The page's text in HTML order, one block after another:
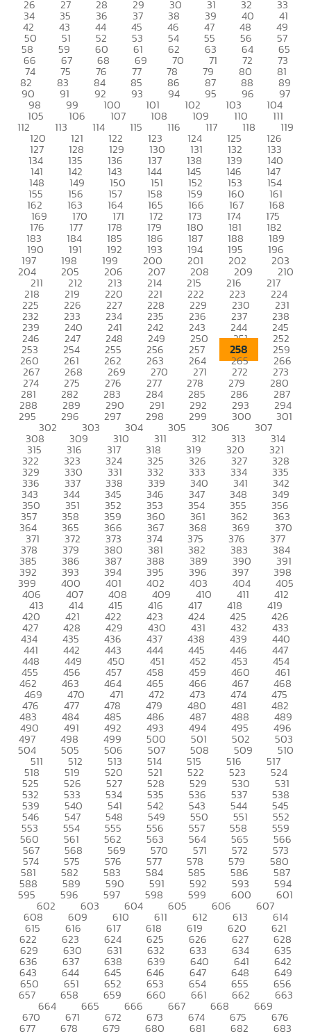
26 27 28 29 30 31 32 33
34 35 36 37 38 39 40 41
42 43 44 45 46 47 48 49
50 51 52 53 54 55 56 57
58 59 60 61 62 63 64 65
66 67 68 69 70 71 72 73
74 75 76 77 78 79 80 81
82 83 84 85 86 87 88 89
90 91 92 93 94 95 96 97
98 99 100 101 102 103 104
105 106 107 108 109 110 111
112 113 114 115 116 117 118 119
120 121 122 123 124 125 126
127 128 129 130 131 132 133
134 135 136 137 138 139 140
141 142 143 144 145 146 147
148 149 150 151 152 153 154
155 156 157 158 159 160 161
162 163 164 165 166 167 168
169 170 171 172 173 174 175
176 177 178 179 180 181 182
183 184 185 186 187 188 189
190 191 192 193 194 195 196
197 198 199 200 201 202 203
204 205 206 207 208 209 210
211 212 213 214 215 216 217
218 219 220 221 222 223 224
225 226 227 228 229 230 231
232 233 234 235 236 237 238
239 240 241 242 243 244 245
246 247 248 249 250 251 252
253 254 255 256 257 258 259
260 261 262 263 264 265 266
267 268 269 270 271 272 273
274 275 276 277 278 279 280
281 282 283 284 285 286 287
288 289 290 291 292 293 294
295 296 297 298 299 300 301
302 303 304 305 306 307
308 309 310 311 312 313 314
315 316 317 318 319 320 321
322 323 324 325 326 327 328
329 330 331 332 333 334 335
336 337 338 339 340 341 342
343 344 345 346 347 348 349
350 351 352 353 354 355 356
357 358 359 360 361 362 363
364 365 366 367 368 369 370
371 372 373 374 375 376 377
378 379 380 381 382 383 384
385 386 387 388 389 390 391
392 393 394 395 396 397 398
399 400 401 402 403 404 405
406 407 408 409 410 411 412
413 414 415 416 417 418 419
420 421 422 423 424 425 426
427 428 429 430 431 432 433
434 435 436 437 438 439 440
441 442 443 444 445 446 447
448 449 450 451 452 453 454
455 456 457 458 459 460 461
462 463 464 465 466 467 468
469 470 471 472 473 474 475
476 477 478 479 480 481 482
483 484 485 486 487 488 489
490 491 492 493 494 495 496
497 498 499 500 501 502 503
504 505 506 507 508 509 510
511 512 513 514 515 516 517
518 519 520 521 522 523 524
525 526 527 528 529 530 531
532 533 534 535 536 537 538
539 540 541 542 543 544 545
546 547 548 549 550 551 552
553 554 555 556 557 558 559
560 561 562 563 564 565 566
567 568 569 570 571 572 573
574 575 576 577 578 579 580
581 582 583 584 585 586 587
588 589 590 591 592 593 594
595 596 597 598 599 600 601
602 603 604 605 606 607
608 609 610 611 612 613 614
615 616 617 618 619 620 621
622 623 624 625 626 627 628
629 630 631 632 633 634 635
636 637 638 639 640 641 642
643 644 645 646 647 648 649
650 651 652 653 654 655 656
657 658 659 660 661 662 663
664 665 666 667 668 669
670 671 672 673 674 675 676
677 678 679 680 681 682 683